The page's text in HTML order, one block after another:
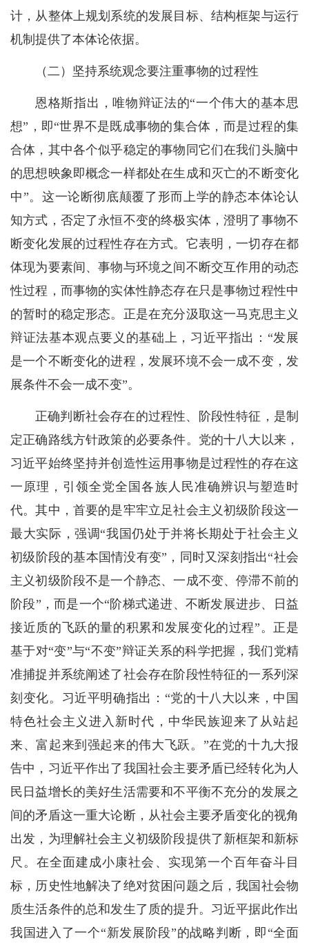
计，从整体上规划系统的发展目标、结构框架与运行
机制提供了本体论依据。
（二）坚持系统观念要注重事物的过程性
恩格斯指出，唯物辩证法的“一个伟大的基本思
想”，即“世界不是既成事物的集合体，而是过程的集
合体，其中各个似乎稳定的事物同它们在我们头脑中
的思想映象即概念一样都处在生成和灭亡的不断变化
中”。这一论断彻底颠覆了形而上学的静态本体论认
知方式，否定了永恒不变的终极实体，澄明了事物不
断变化发展的过程性存在方式。它表明，一切存在都
体现为要素间、事物与环境之间不断交互作用的动态
性过程，而事物的实体性静态存在只是事物过程性中
的暂时的稳定形态。正是在充分汲取这一马克思主义
辩证法基本观点要义的基础上，习近平指出：“发展
是一个不断变化的进程，发展环境不会一成不变，发
展条件不会一成不变”。
正确判断社会存在的过程性、阶段性特征，是制
定正确路线方针政策的必要条件。党的十八大以来，
习近平始终坚持并创造性运用事物是过程性的存在这
一原理，引领全党全国各族人民准确辨识与塑造时
代。其中，首要的是牢牢立足社会主义初级阶段这一
最大实际，强调“我国仍处于并将长期处于社会主义
初级阶段的基本国情没有变”，同时又深刻指出“社会
主义初级阶段不是一个静态、一成不变、停滞不前的
阶段”，而是一个“阶梯式递进、不断发展进步、日益
接近质的飞跃的量的积累和发展变化的过程”。正是
基于对“变”与“不变”辩证关系的科学把握，我们党精
准捕捉并系统阐述了社会存在阶段性特征的一系列深
刻变化。习近平明确指出：“党的十八大以来，中国
特色社会主义进入新时代，中华民族迎来了从站起
来、富起来到强起来的伟大飞跃。”在党的十九大报
告中，习近平作出了我国社会主要矛盾已经转化为人
民日益增长的美好生活需要和不平衡不充分的发展之
间的矛盾这一重大论断，从社会主要矛盾变化的视角
出发，为理解社会主义初级阶段提供了新框架和新标
尺。在全面建成小康社会、实现第一个百年奋斗目
标，历史性地解决了绝对贫困问题之后，我国社会物
质生活条件的总和发生了质的提升。习近平据此作出
我国进入了一个“新发展阶段”的战略判断，即“全面